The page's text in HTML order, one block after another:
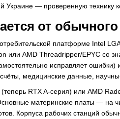
Украине — проверенную технику
от
платформе Intel
или AMD Threadripper/EPYC со
исправляет
медицинские данные,
RTX A-серия) или AMD
материнские платы — на
Корпуса рабочих станций